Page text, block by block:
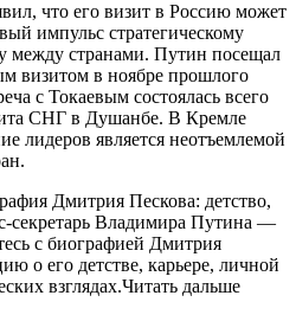
что его визит в Россию может
импульс стратегическому
между странами. Путин посещал
визитом в ноябре прошлого
с Токаевым состоялась всего
СНГ в Душанбе. В Кремле
лидеров является неотъемлемой
Дмитрия Пескова: детство,
секретарь Владимира Путина —
с биографией Дмитрия
о его детстве, карьере, личной
взглядах.Читать дальше